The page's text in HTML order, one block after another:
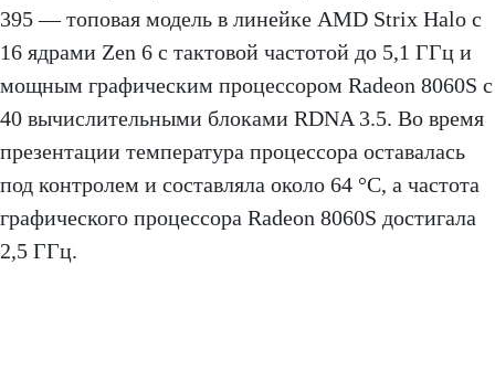
395 — топовая модель в линейке AMD Strix Halo с
16 ядрами Zen 6 с тактовой частотой до 5,1 ГГц и
мощным графическим процессором Radeon 8060S с
40 вычислительными блоками RDNA 3.5. Во время
презентации температура процессора оставалась
под контролем и составляла около 64 °C, а частота
графического процессора Radeon 8060S достигала
2,5 ГГц.